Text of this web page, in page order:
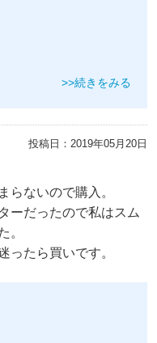
>>続きをみる
投稿日： 2019年05月20日
らないので購入。
ーだったので私はスム
。
ったら買いです。